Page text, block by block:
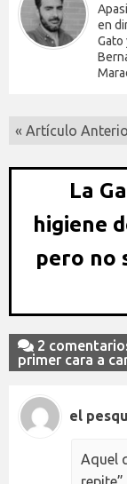
en
Gato
« Artículo
La
higiene
pero no
2
primer cara a
el
Aquel